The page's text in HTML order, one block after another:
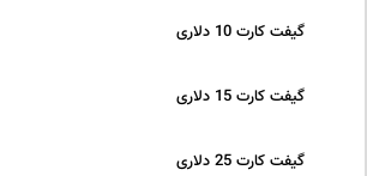
گیفت کارت 10 دلاری
گیفت کارت 15 دلاری
گیفت کارت 25 دلاری